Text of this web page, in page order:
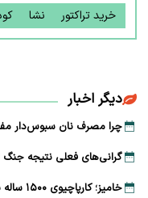
خرید تراکتور نشا
دیگر اخبار
چرا مصرف نان سبوس‌دار
گرانی‌های فعلی نتیجه
خامیز؛ کارپاچیوی ۱۵۰۰ ساله ساسانی که شما را غافلگیر می‌کند!